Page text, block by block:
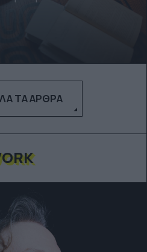
ΤΑ ΆΡΘΡΑ